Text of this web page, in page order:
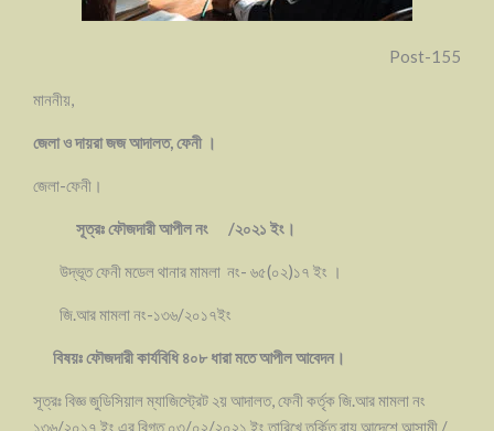
Post-155
মাননীয়,
জেলা ও দায়রা জজ আদালত, ফেনী ।
জেলা-ফেনী।
সূত্রঃ ফৌজদারী আপীল নং /২০২১ ইং।
উদ্ভূত ফেনী মডেল থানার মামলা নং- ৬৫(০২)১৭ ইং ।
জি.আর মামলা নং-১৩৬/২০১৭ইং
বিষয়ঃ ফৌজদারী কার্যবিধি ৪০৮ ধারা মতে আপীল আবেদন।
সূত্রঃ বিজ্ঞ জুডিসিয়াল ম্যাজিস্ট্রেট ২য় আদালত, ফেনী কর্তৃক জি.আর মামলা নং
১৩৬/২০১৭ ইং এর বিগত ০৩/০২/২০২১ ইং তারিখে তর্কিত রায় আদেশে আসামী /